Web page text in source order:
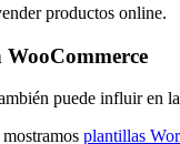
productos online.
puede influir en
plantillas